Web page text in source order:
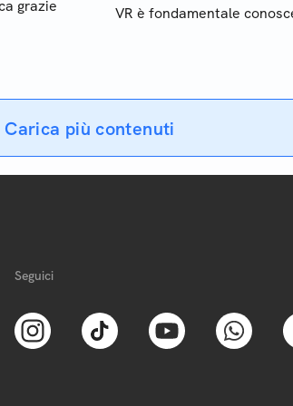
grazie
VR è fondamentale
Carica più contenuti
Seguici